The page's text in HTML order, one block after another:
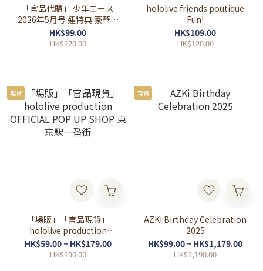
「官品代購」 少年エース
2026年5月号 連特典 豪華立
牌
HK$99.00
HK$120.00
hololive friends poutique
Fun!
HK$109.00
HK$120.00
現貨
「場販」「官品現貨」
hololive production
OFFICIAL POP UP SHOP 東
京駅一番街
HK$59.00 ~ HK$179.00
HK$190.00
現貨
AZKi Birthday Celebration
2025
HK$99.00 ~ HK$1,179.00
HK$1,190.00